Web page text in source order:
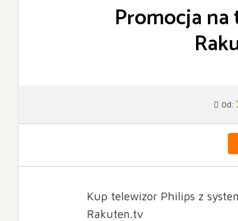
Promocja
Od:
Kup telewizor Philips z
Rakuten.tv